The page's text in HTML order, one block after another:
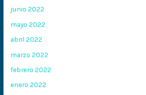
junio 2022
mayo 2022
abril 2022
marzo 2022
febrero 2022
enero 2022